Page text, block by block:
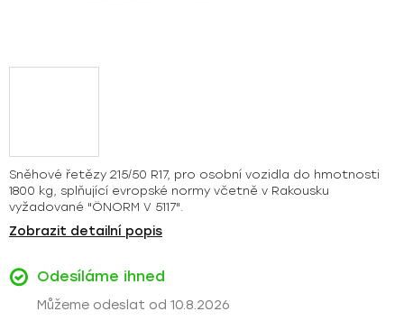
Sněhové řetězy 215/50 R17, pro osobní vozidla do hmotnosti
1800 kg, splňující evropské normy včetně v Rakousku
vyžadované "ÖNORM V 5117".
Zobrazit detailní popis
Odesíláme ihned
10.8.2026